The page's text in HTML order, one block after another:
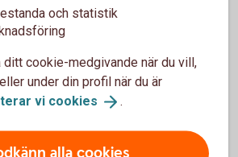
Du kan alltså inte få rot- eller rutavdrag
pengar, utan avdragen kvittas mot
och statistik
ditt cookie-medgivande när du vill,
under din profil när du är
vi cookies .
alla cookies